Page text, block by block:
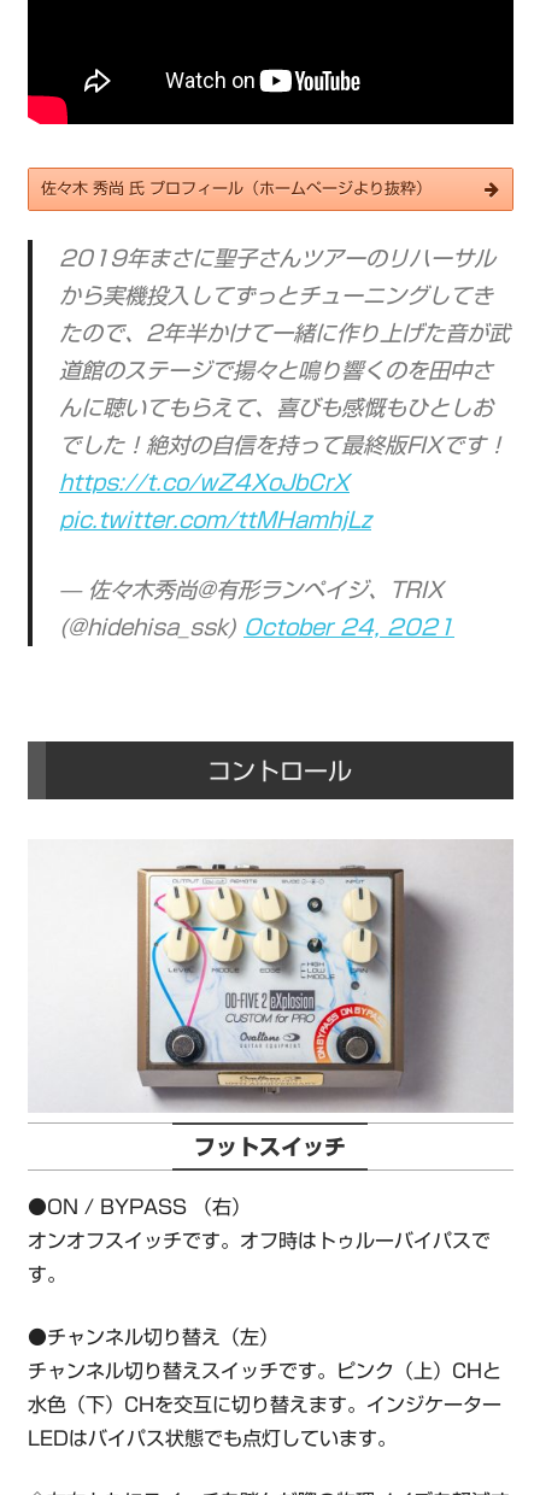
佐々木 秀尚 氏 プロフィール（ホームページより抜粋）
2019年まさに聖子さんツアーのリハーサル
から実機投入してずっとチューニングしてき
たので、2年半かけて一緒に作り上げた音が武
道館のステージで揚々と鳴り響くのを田中さ
んに聴いてもらえて、喜びも感慨もひとしお
でした！絶対の自信を持って最終版FIXです！
https://t.co/wZ4XoJbCrX
pic.twitter.com/ttMHamhjLz
— 佐々木秀尚@有形ランペイジ、TRIX
(@hidehisa_ssk) October 24, 2021
コントロール
フットスイッチ
●ON / BYPASS （右）
オンオフスイッチです。オフ時はトゥルーバイパスで
す。
●チャンネル切り替え（左）
チャンネル切り替えスイッチです。ピンク（上）CHと
水色（下）CHを交互に切り替えます。インジケーター
LEDはバイパス状態でも点灯しています。